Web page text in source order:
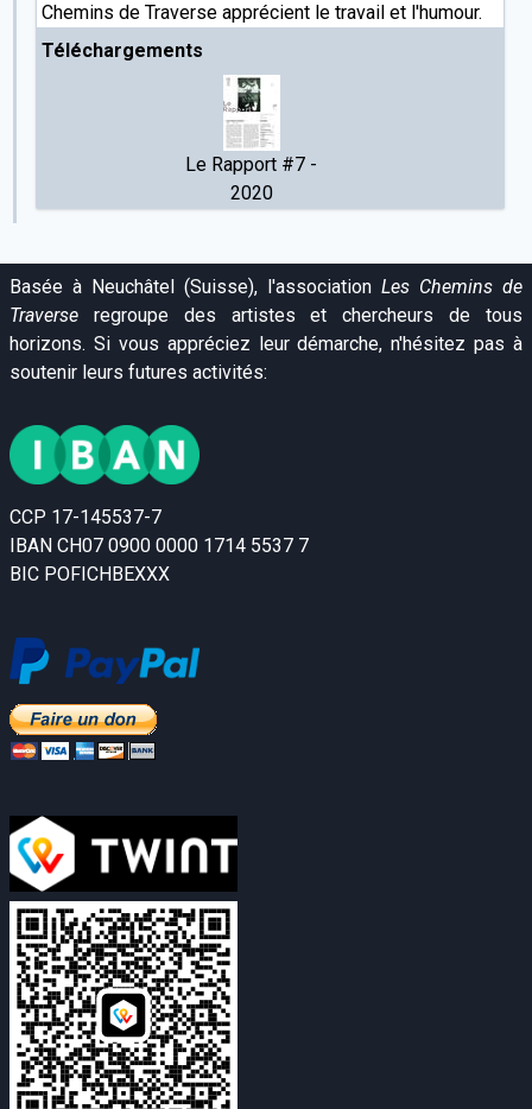
Chemins de Traverse apprécient le travail et l'humour.
Téléchargements
Le Rapport #7 -
2020
Basée à Neuchâtel (Suisse), l'association Les Chemins de
Traverse regroupe des artistes et chercheurs de tous
horizons. Si vous appréciez leur démarche, n'hésitez pas à
soutenir leurs futures activités:
CCP 17-145537-7
IBAN CH07 0900 0000 1714 5537 7
BIC POFICHBEXXX